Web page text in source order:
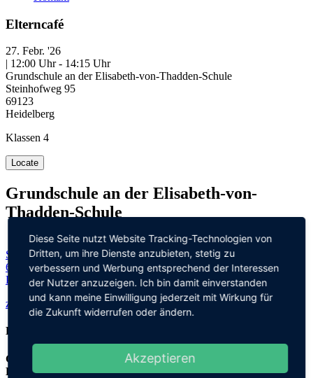
Elterncafé
27. Febr. '26
| 12:00 Uhr - 14:15 Uhr
Grundschule an der Elisabeth-von-Thadden-Schule
Steinhofweg 95
69123
Heidelberg
Klassen 4
Locate
Grundschule an der Elisabeth-von-
Thadden-Schule
Steinhofweg 95
69123 Heidelberg
Planen Sie Ihre Route...
zurück zu allen Terminen
Kontakt
Grundschule an der
Elisabeth-von-Thadden-Schule
Diese Seite nutzt Website Tracking-Technologien von
Dritten, um ihre Dienste anzubieten, stetig zu
verbessern und Werbung entsprechend der Interessen
der Nutzer anzuzeigen. Ich bin damit einverstanden
und kann meine Einwilligung jederzeit mit Wirkung für
die Zukunft widerrufen oder ändern.
Akzeptieren